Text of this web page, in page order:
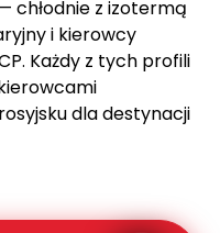
chłodnie z izotermą
i kierowcy
Każdy z tych profili
dla destynacji